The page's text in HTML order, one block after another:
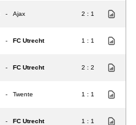
- Ajax 2 : 1
- FC Utrecht 1 : 1
- FC Utrecht 2 : 2
- Twente 1 : 1
- FC Utrecht 1 : 1